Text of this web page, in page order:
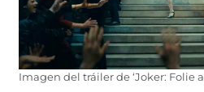
Imagen del tráiler de ‘Joker: Folie